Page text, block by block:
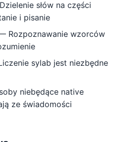
słów na części
i pisanie
Rozpoznawanie wzorców
sylab jest niezbędne
niebędące native
ze świadomości